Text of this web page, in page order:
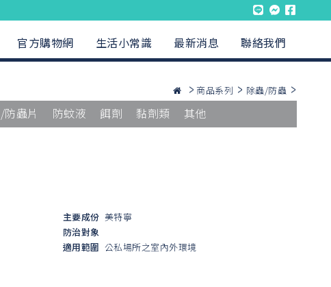
官方購物網 生活小常識 最新消息 聯絡我們
商品系列 除蟲/防蟲
蟲片 防蚊液 餌劑 黏劑類 其他
主要成份 美特寧
防治對象
適用範圍 公私場所之室內外環境